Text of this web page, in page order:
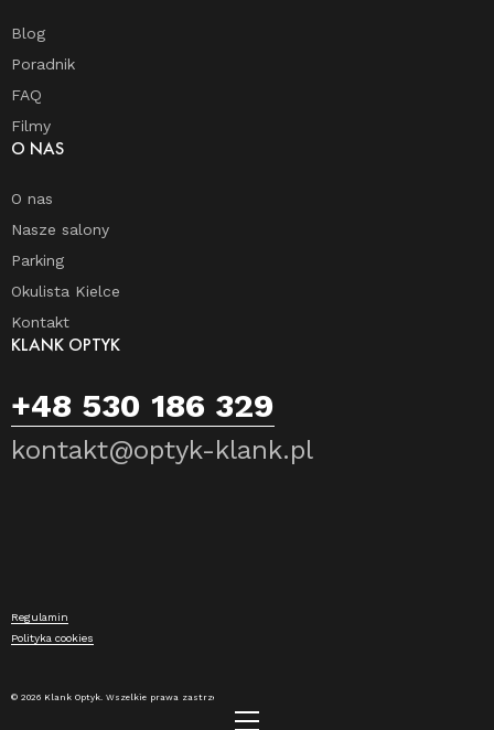
Blog
Poradnik
FAQ
Filmy
O NAS
O nas
Nasze salony
Parking
Okulista Kielce
Kontakt
KLANK OPTYK
+48 530 186 329
kontakt@optyk-klank.pl
© 2026 Klank Optyk. Wszelkie prawa zastrzeżone.
Regulamin
Polityka cookies